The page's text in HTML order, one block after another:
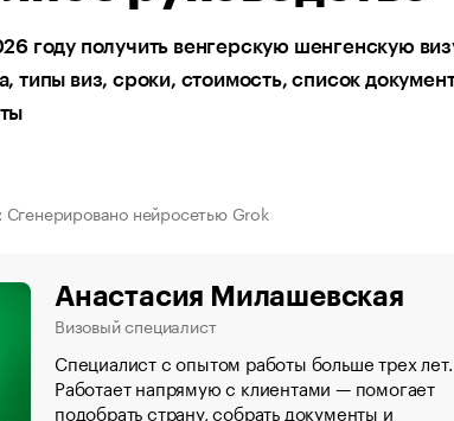
году получить венгерскую шенгенскую
типы виз, сроки, стоимость, список
нейросетью Grok
Анастасия Милашевская
Визовый специалист
Специалист с опытом работы больше трех лет.
Работает напрямую с клиентами — помогает
подобрать страну, собрать документы и